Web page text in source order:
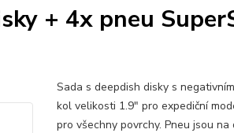
+ 4x pneu
Sada s deepdish disky s
kol velikosti 1.9" pro expediční
pro všechny povrchy. Pneu jsou